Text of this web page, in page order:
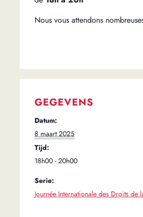
Nous vous attendons
GEGEVENS
Datum:
8 maart 2025
Tijd:
18h00 - 20h00
Serie:
Journée Internationale des Droits de